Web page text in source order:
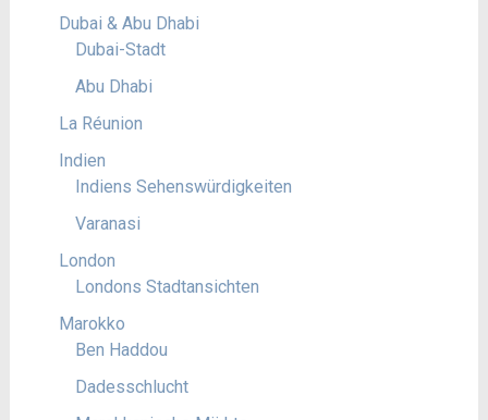
Dubai & Abu Dhabi
Dubai-Stadt
Abu Dhabi
La Réunion
Indien
Indiens Sehenswürdigkeiten
Varanasi
London
Londons Stadtansichten
Marokko
Ben Haddou
Dadesschlucht